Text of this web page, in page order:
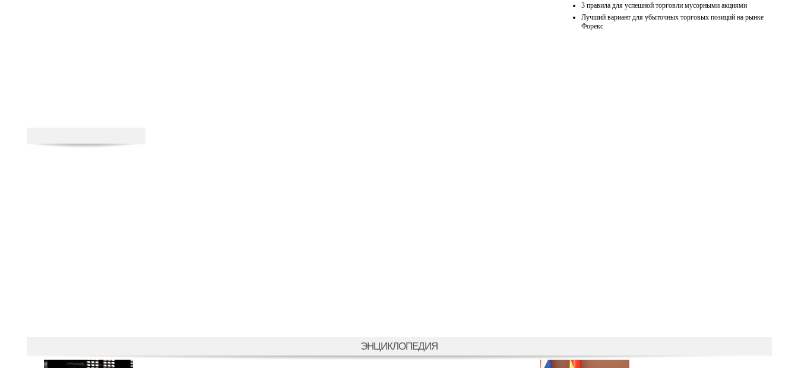
3 правила для успешной торговли мусорными акциями
Лучший вариант для убыточных торговых позиций на рынке
Форекс
ЭНЦИКЛОПЕДИЯ